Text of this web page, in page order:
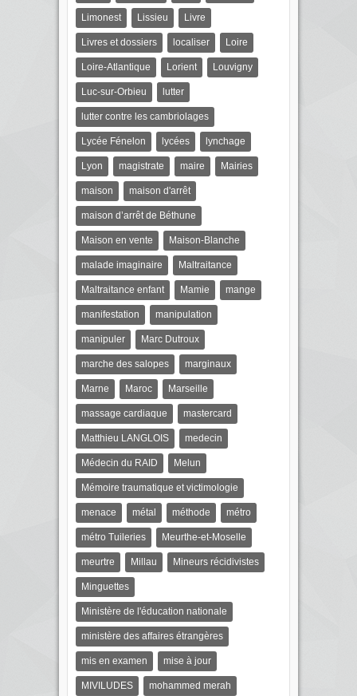
Limonest Lissieu Livre
Livres et dossiers localiser Loire
Loire-Atlantique Lorient Louvigny
Luc-sur-Orbieu lutter
lutter contre les cambriolages
Lycée Fénelon lycées lynchage
Lyon magistrate maire Mairies
maison maison d'arrêt
maison d’arrêt de Béthune
Maison en vente Maison-Blanche
malade imaginaire Maltraitance
Maltraitance enfant Mamie mange
manifestation manipulation
manipuler Marc Dutroux
marche des salopes marginaux
Marne Maroc Marseille
massage cardiaque mastercard
Matthieu LANGLOIS medecin
Médecin du RAID Melun
Mémoire traumatique et victimologie
menace métal méthode métro
métro Tuileries Meurthe-et-Moselle
meurtre Millau Mineurs récidivistes
Minguettes
Ministère de l'éducation nationale
ministère des affaires étrangères
mis en examen mise à jour
MIVILUDES mohammed merah